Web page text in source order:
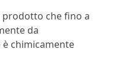
prodotto che fino a
da
chimicamente